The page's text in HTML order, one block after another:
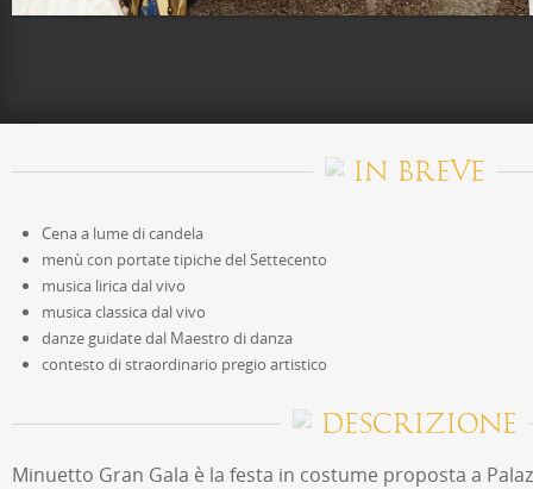
IN BREVE
Cena a lume di candela
menù con portate tipiche del Settecento
musica lirica dal vivo
musica classica dal vivo
danze guidate dal Maestro di danza
contesto di straordinario pregio artistico
DESCRIZIONE
Minuetto Gran Gala è la festa in costume proposta a